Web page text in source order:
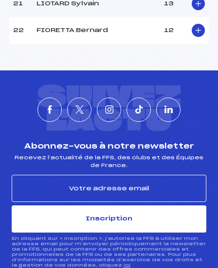
21 LIOTARD Sylvain 13
22 FIORETTA Bernard 12
SUIVEZ
L'ACTU
Abonnez-vous à notre newsletter
Recevez l’actualité de la FFS, des clubs et des Équipes
de France.
Inscription
En cliquant sur « inscription », j’autorise la FFS à utiliser mon
adresse email pour m’envoyer périodiquement la newsletter
de la FFS, qui peut contenir des offres commerciales et
promotionnelles de la FFS ou de ses partenaires. Pour plus
d’informations sur les modalités d’exercice de vos droits et
la gestion de vos données, cliquez ici